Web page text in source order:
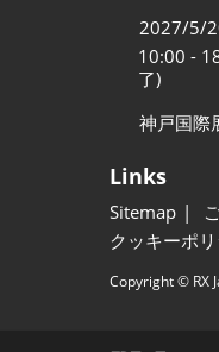
2027/5/
10:00 -
了)
神戸国際
Links
Sitemap
クッキーポ
Copyright © RX